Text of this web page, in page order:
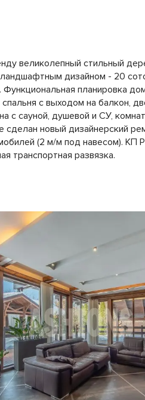
великолепный стильный
дизайном - 20
планировка
с выходом на балкон,
с сауной, душевой и СУ,
сделан новый дизайнерский
(2 м/м под навесом). КП
транспортная развязка.